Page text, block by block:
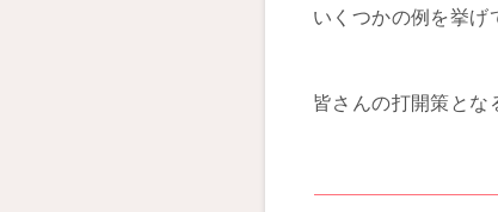
いくつかの例を挙げ
皆さんの打開策とな